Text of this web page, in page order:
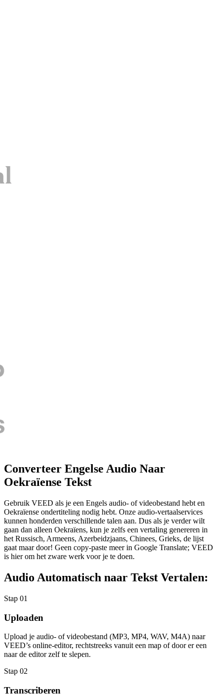
Converteer Engelse Audio Naar
Oekraïense Tekst
Gebruik VEED als je een Engels audio- of videobestand hebt en
Oekraïense ondertiteling nodig hebt. Onze audio-vertaalservices
kunnen honderden verschillende talen aan. Dus als je verder wilt
gaan dan alleen Oekraïens, kun je zelfs een vertaling genereren in
het Russisch, Armeens, Azerbeidzjaans, Chinees, Grieks, de lijst
gaat maar door! Geen copy-paste meer in Google Translate; VEED
is hier om het zware werk voor je te doen.
Audio Automatisch naar Tekst Vertalen:
Stap 01
Uploaden
Upload je audio- of videobestand (MP3, MP4, WAV, M4A) naar
VEED’s online-editor, rechtstreeks vanuit een map of door er een
naar de editor zelf te slepen.
Stap 02
Transcriberen